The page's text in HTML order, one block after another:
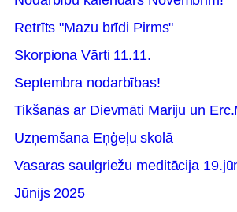
Retrīts "Mazu brīdi Pirms"
Skorpiona Vārti 11.11.
Septembra nodarbības!
Tikšanās ar Dievmāti Mariju un
Uzņemšana Eņģeļu skolā
Vasaras saulgriežu meditācija
Jūnijs 2025